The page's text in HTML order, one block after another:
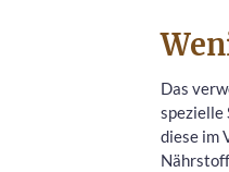
Das
spezielle
diese im